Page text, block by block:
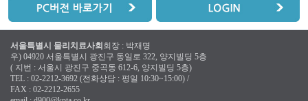
서울특별시 물리치료사회회장 : 박재명
우) 04920 서울특별시 광진구 동일로 322, 양지빌딩 5층
( 지번 : 서울시 광진구 중곡동 612-6, 양지빌딩 5층)
TEL : 02-2212-3692 (전화상담 : 평일 10:30~15:00) /
FAX : 02-2212-2655